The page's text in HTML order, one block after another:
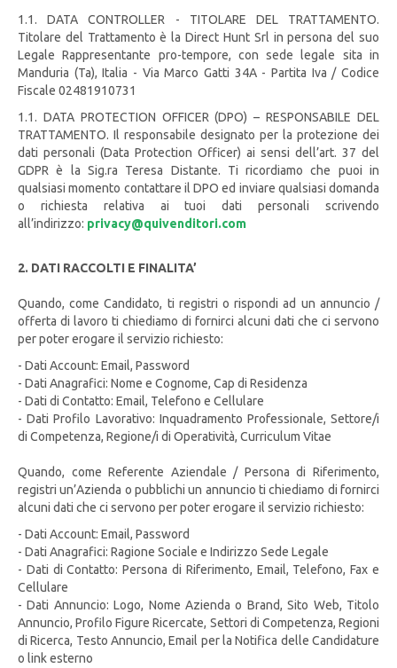
1.1. DATA CONTROLLER - TITOLARE DEL TRATTAMENTO.
Titolare del Trattamento è la Direct Hunt Srl in persona del suo
Legale Rappresentante pro-tempore, con sede legale sita in
Manduria (Ta), Italia - Via Marco Gatti 34A - Partita Iva / Codice
Fiscale 02481910731
1.1. DATA PROTECTION OFFICER (DPO) – RESPONSABILE DEL
TRATTAMENTO. Il responsabile designato per la protezione dei
dati personali (Data Protection Officer) ai sensi dell’art. 37 del
GDPR è la Sig.ra Teresa Distante. Ti ricordiamo che puoi in
qualsiasi momento contattare il DPO ed inviare qualsiasi domanda
o richiesta relativa ai tuoi dati personali scrivendo
all’indirizzo: privacy@quivenditori.com
2. DATI RACCOLTI E FINALITA’
Quando, come Candidato, ti registri o rispondi ad un annuncio /
offerta di lavoro ti chiediamo di fornirci alcuni dati che ci servono
per poter erogare il servizio richiesto:
- Dati Account: Email, Password
- Dati Anagrafici: Nome e Cognome, Cap di Residenza
- Dati di Contatto: Email, Telefono e Cellulare
- Dati Profilo Lavorativo: Inquadramento Professionale, Settore/i
di Competenza, Regione/i di Operatività, Curriculum Vitae
Quando, come Referente Aziendale / Persona di Riferimento,
registri un’Azienda o pubblichi un annuncio ti chiediamo di fornirci
alcuni dati che ci servono per poter erogare il servizio richiesto:
- Dati Account: Email, Password
- Dati Anagrafici: Ragione Sociale e Indirizzo Sede Legale
- Dati di Contatto: Persona di Riferimento, Email, Telefono, Fax e
Cellulare
- Dati Annuncio: Logo, Nome Azienda o Brand, Sito Web, Titolo
Annuncio, Profilo Figure Ricercate, Settori di Competenza, Regioni
di Ricerca, Testo Annuncio, Email per la Notifica delle Candidature
o link esterno